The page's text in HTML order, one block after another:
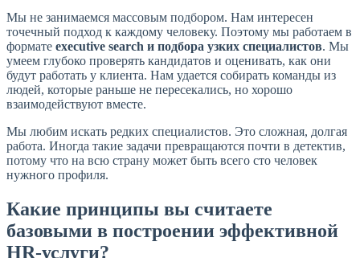
Мы не занимаемся массовым подбором. Нам интересен
точечный подход к каждому человеку. Поэтому мы работаем в
формате executive search и подбора узких специалистов. Мы
умеем глубоко проверять кандидатов и оценивать, как они
будут работать у клиента. Нам удается собирать команды из
людей, которые раньше не пересекались, но хорошо
взаимодействуют вместе.
Мы любим искать редких специалистов. Это сложная, долгая
работа. Иногда такие задачи превращаются почти в детектив,
потому что на всю страну может быть всего сто человек
нужного профиля.
Какие принципы вы считаете
базовыми в построении эффективной
HR-услуги?